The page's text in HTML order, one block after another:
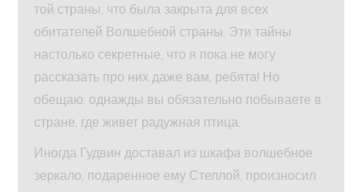
той страны, что была закрыта для всех
обитателей Волшебной страны. Эти тайны
настолько секретные, что я пока не могу
рассказать про них даже вам, ребята! Но
обещаю: однажды вы обязательно побываете в
стране, где живет радужная птица.
Иногда Гудвин доставал из шкафа волшебное
зеркало, подаренное ему Стеллой, произносил